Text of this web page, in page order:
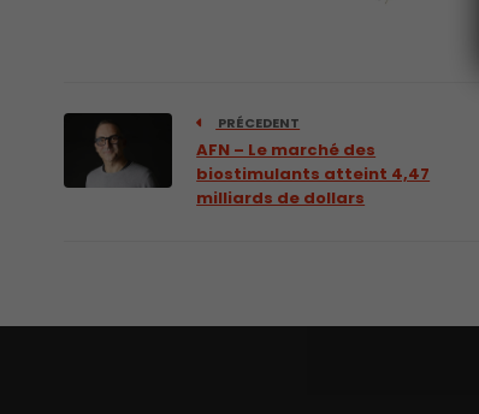
PRÉCEDENT
AFN – Le marché des
biostimulants atteint 4,47
milliards de dollars